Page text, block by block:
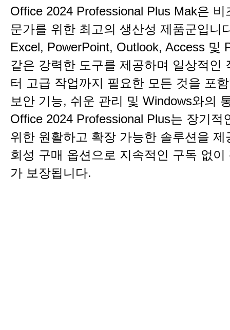
Office 2024 Professional Plus Mak은
문가를 위한 최고의 생산성 제품군입니
Excel, PowerPoint, Outlook, Access 및
같은 강력한 도구를 제공하며 일상적인
터 고급 작업까지 필요한 모든 것을 포
보안 기능, 쉬운 관리 및 Windows와의
Office 2024 Professional Plus는 장기적
위한 원활하고 확장 가능한 솔루션을 제
회성 구매 옵션으로 지속적인 구독 없이
가 보장됩니다.